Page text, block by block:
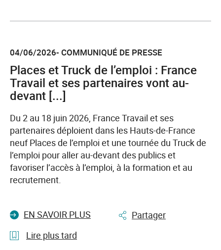
l'article
2026
:
France
Travail
Hauts-
de-
France
mobilisé
pour
une
Intelligence
à
04/06/2026- COMMUNIQUÉ DE PRESSE
Places et Truck de l’emploi : France
Travail et ses partenaires vont au-
devant [...]
Du 2 au 18 juin 2026, France Travail et ses
partenaires déploient dans les Hauts-de-France
neuf Places de l’emploi et une tournée du Truck de
l’emploi pour aller au-devant des publics et
favoriser l’accès à l’emploi, à la formation et au
recrutement.
EN SAVOIR PLUS
Partager
Lire plus tard